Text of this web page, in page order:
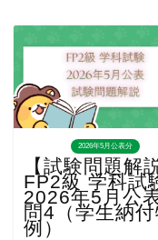
2026年5月公表分
【試験問題解
FP2級 学科試
2026年5月公
問4（学生納
例）